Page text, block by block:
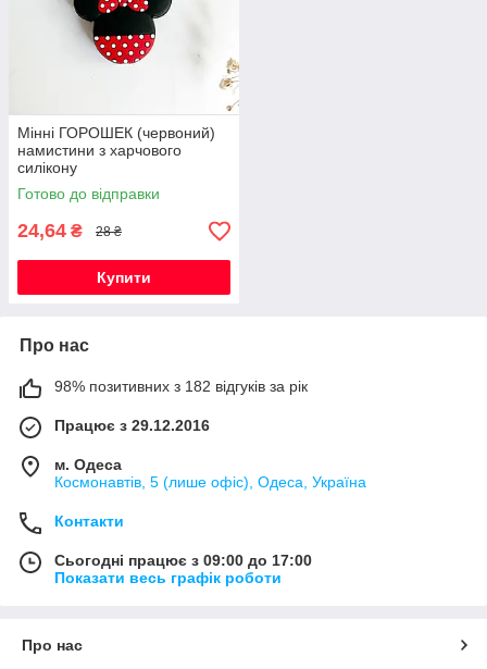
Мінні ГОРОШЕК (червоний)
намистини з харчового
силікону
Готово до відправки
24,64 ₴ 28 ₴
Купити
Про нас
98% позитивних з 182 відгуків за рік
Працює з 29.12.2016
м. Одеса
Космонавтів, 5 (лише офіс), Одеса, Україна
Контакти
Сьогодні працює з 09:00 до 17:00
Показати весь графік роботи
Про нас